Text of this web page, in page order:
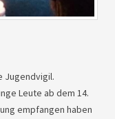
Jugendvigil.
Leute ab dem 14.
empfangen haben